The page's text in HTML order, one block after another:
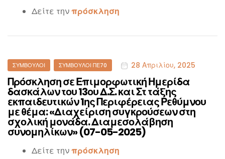
Δείτε τηνπρόσκληση
Categories
ΣΎΜΒΟΥΛΟΙ ΣΎΜΒΟΥΛΟΙ ΠΕ70 28 Απριλίου, 2025
Πρόσκληση σε Επιμορφωτική Ημερίδα
δασκάλων του 13ου Δ.Σ. και Στ τάξης
εκπαιδευτικών 1ης Περιφέρειας Ρεθύμνου
με θέμα: «Διαχείριση συγκρούσεων στη
σχολική μονάδα. Διαμεσολάβηση
συνομηλίκων» (07-05-2025)
Δείτε τηνπρόσκληση